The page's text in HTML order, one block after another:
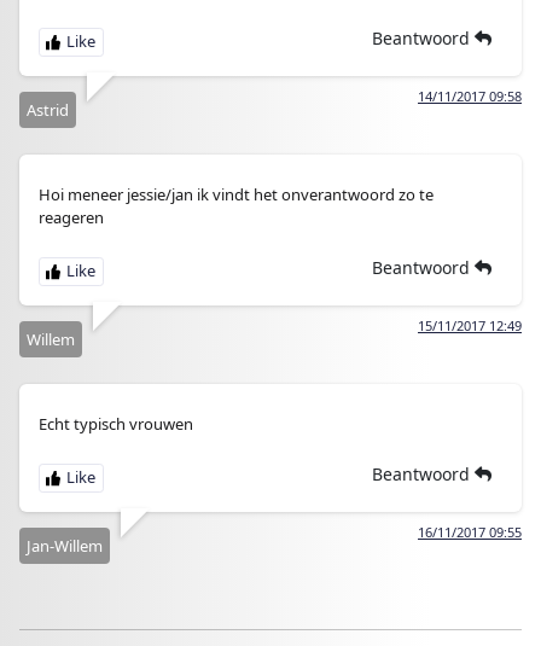
Beantwoord
14/11/2017 09:58
Astrid
Hoi meneer jessie/jan ik vindt het onverantwoord zo te
reageren
Beantwoord
15/11/2017 12:49
Willem
Echt typisch vrouwen
Beantwoord
16/11/2017 09:55
Jan-Willem